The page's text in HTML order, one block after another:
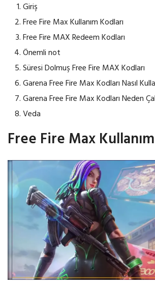
Giriş
Free Fire Max Kullanım Kodları
Free Fire MAX Redeem Kodları
Önemli not
Süresi Dolmuş Free Fire MAX Kodları
Garena Free Fire Max Kodları Nasıl
Garena Free Fire Max Kodları Neden
Veda
Free Fire Max